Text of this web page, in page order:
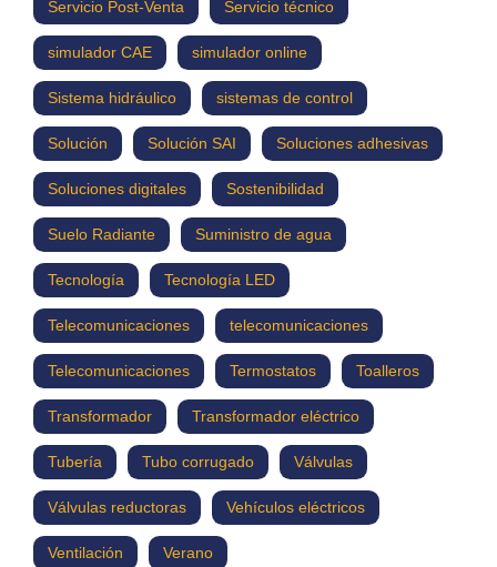
Servicio Post-Venta Servicio técnico
simulador CAE simulador online
Sistema hidráulico sistemas de control
Solución Solución SAI Soluciones adhesivas
Soluciones digitales Sostenibilidad
Suelo Radiante Suministro de agua
Tecnología Tecnología LED
Telecomunicaciones telecomunicaciones
Telecomunicaciones Termostatos Toalleros
Transformador Transformador eléctrico
Tubería Tubo corrugado Válvulas
Válvulas reductoras Vehículos eléctricos
Ventilación Verano